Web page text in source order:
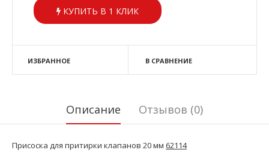
КУПИТЬ В 1 КЛИК
ИЗБРАННОЕ В СРАВНЕНИЕ
Описание Отзывов (0)
Присоска для притирки клапанов 20 мм 62114